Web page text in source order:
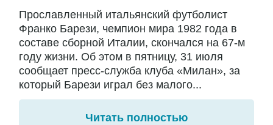
Прославленный итальянский футболист
Франко Барези, чемпион мира 1982 года в
составе сборной Италии, скончался на 67-м
году жизни. Об этом в пятницу, 31 июля
сообщает пресс-служба клуба «Милан», за
который Барези играл без малого...
Читать полностью